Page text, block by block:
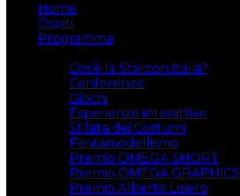
Home
Ospiti
Programma
Cos’è la Starcon Italia?
Conferenze
Giochi
Esperienze interattive
Sfilata dei Costumi
Fantamodellismo
Premio OMEGA SHORT
Premio OMEGA GRAPHICS
Premio Alberto Lisiero